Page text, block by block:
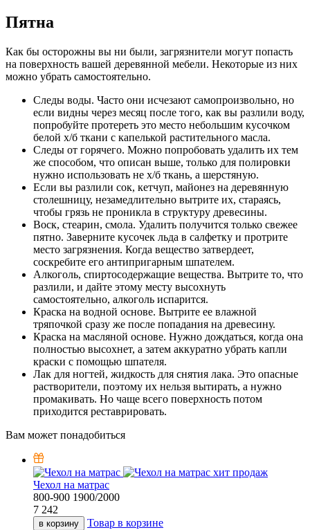
Пятна
Как бы осторожны вы ни были, загрязнители могут попасть
на поверхность вашей деревянной мебели. Некоторые из них
можно убрать самостоятельно.
Следы воды. Часто они исчезают самопроизвольно, но
если видны через месяц после того, как вы разлили воду,
попробуйте протереть это место небольшим кусочком
белой х/б ткани с капелькой растительного масла.
Следы от горячего. Можно попробовать удалить их тем
же способом, что описан выше, только для полировки
нужно использовать не х/б ткань, а шерстяную.
Если вы разлили сок, кетчуп, майонез на деревянную
столешницу, незамедлительно вытрите их, стараясь,
чтобы грязь не проникла в структуру древесины.
Воск, стеарин, смола. Удалить получится только свежее
пятно. Заверните кусочек льда в салфетку и протрите
место загрязнения. Когда вещество затвердеет,
соскребите его антипригарным шпателем.
Алкоголь, спиртосодержащие вещества. Вытрите то, что
разлили, и дайте этому месту высохнуть
самостоятельно, алкоголь испарится.
Краска на водной основе. Вытрите ее влажной
тряпочкой сразу же после попадания на древесину.
Краска на масляной основе. Нужно дождаться, когда она
полностью высохнет, а затем аккуратно убрать капли
краски с помощью шпателя.
Лак для ногтей, жидкость для снятия лака. Это опасные
растворители, поэтому их нельзя вытирать, а нужно
промакивать. Но чаще всего поверхность потом
приходится реставрировать.
Вам может понадобиться
хит продаж
Чехол на матрас
800-900 1900/2000
7 242
в корзину Товар в корзине